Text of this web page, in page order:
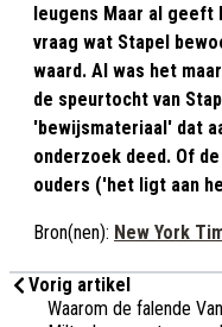
leugens Maar al geeft
vraag wat Stapel
waard. Al was het
de speurtocht van
'bewijsmateriaal' dat
onderzoek deed. Of
ouders ('het ligt aan
Bron(nen): New York
Vorig artikel
Waarom de falende Van